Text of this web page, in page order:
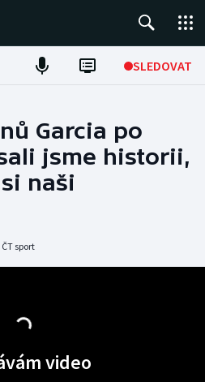
SLEDOVAT
Garcia po
jsme historii,
naši
ČT sport
video